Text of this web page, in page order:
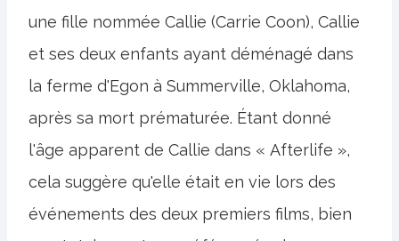
une fille nommée Callie (Carrie Coon), Callie
et ses deux enfants ayant déménagé dans
la ferme d'Egon à Summerville, Oklahoma,
après sa mort prématurée. Étant donné
l'âge apparent de Callie dans « Afterlife »,
cela suggère qu'elle était en vie lors des
événements des deux premiers films, bien